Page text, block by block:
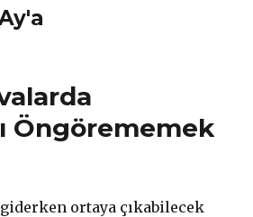
Öngörememek
ortaya çıkabilecek